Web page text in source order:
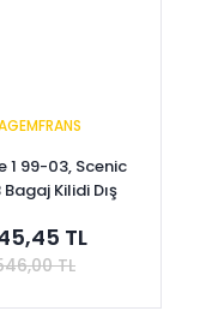
1 99-03, Scenic
Kilidi Dış
TL
TL